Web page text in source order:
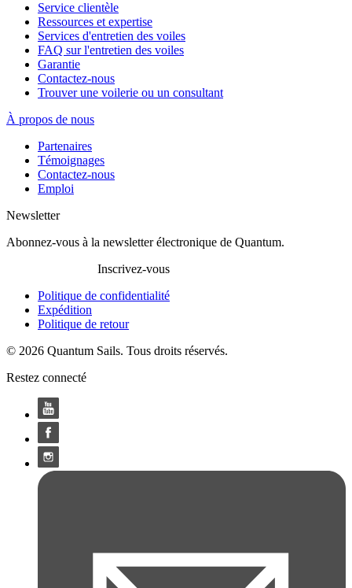
Service clientèle
Ressources et expertise
Services d'entretien des voiles
FAQ sur l'entretien des voiles
Garantie
Contactez-nous
Trouver une voilerie ou un consultant
À propos de nous
Partenaires
Témoignages
Contactez-nous
Emploi
Newsletter
Abonnez-vous à la newsletter électronique de Quantum.
Inscrivez-vous
Politique de confidentialité
Expédition
Politique de retour
© 2026 Quantum Sails. Tous droits réservés.
Restez connecté